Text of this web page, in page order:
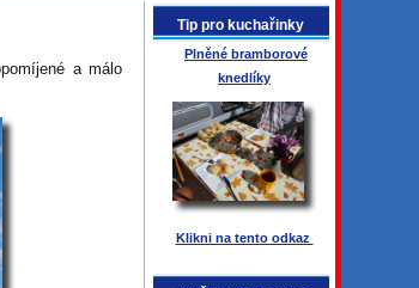
Tip pro kuchařinky
Plněné bramborové
knedlíky
Klikni na tento odkaz
a málo